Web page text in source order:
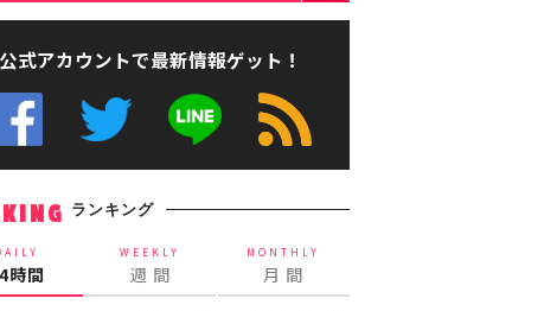
公式アカウントで最新情報ゲット！
ランキング
時間
WEEKLY
週 間
MONTHLY
月 間